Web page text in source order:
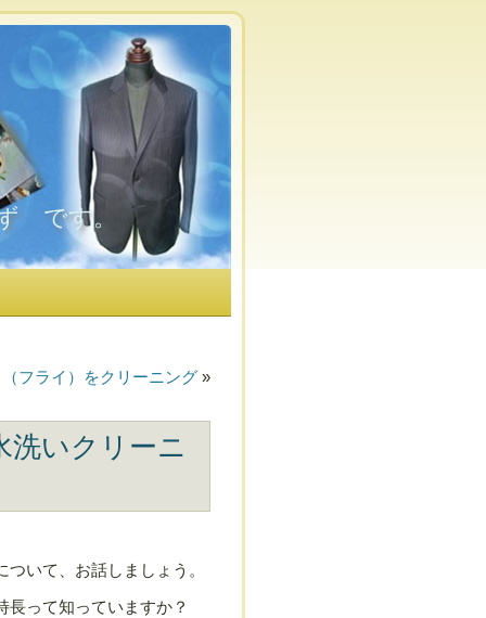
です。
フライ）をクリーニング »
洗いクリーニ
いて、お話しましょう。
って知っていますか？